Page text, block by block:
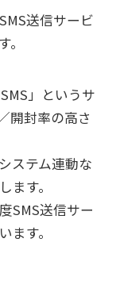
送信サービ
」というサ
開封率の高さ
ステム連動な
ます。
SMS送信サー
ます。